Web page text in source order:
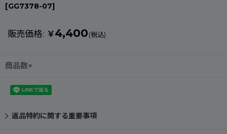
[GG7378-07]
販売価格: ￥4,400(税込)
商品数×
返品特約に関する重要事項